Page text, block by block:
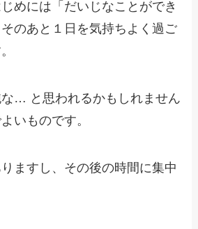
めには「だいじなことができ
のあと１日を気持ちよく過ご
… と思われるかもしれません
いものです。
ますし、その後の時間に集中